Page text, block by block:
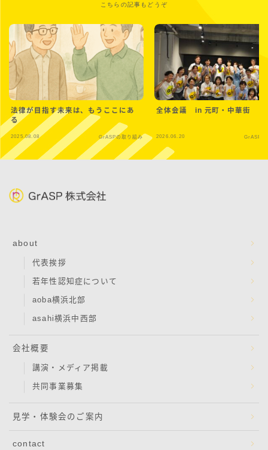
こちらの記事もどうぞ
法律が目指す未来は、もうここにあ
る
2025.08.08 GrASPの取り組み
全体会議 in 元町・中華街
2026.06.20 GrASPの
about
代表挨拶
若年性認知症について
aoba横浜北部
asahi横浜中西部
会社概要
講演・メディア掲載
共同事業募集
見学・体験会のご案内
contact